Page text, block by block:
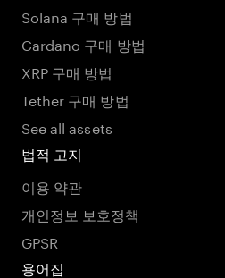
Solana 구매 방법
Cardano 구매 방법
XRP 구매 방법
Tether 구매 방법
See all assets
법적 고지
이용 약관
개인정보 보호정책
GPSR
용어집